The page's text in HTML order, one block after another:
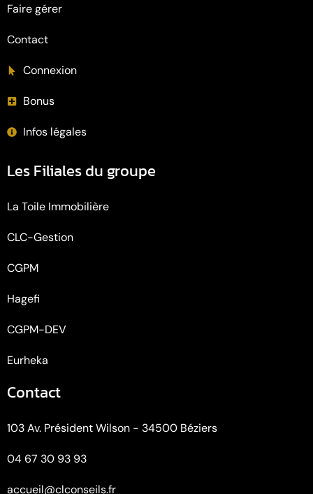
Faire gérer
Contact
Connexion
Bonus
Infos légales
Les Filiales du groupe
La Toile Immobilière
CLC-Gestion
CGPM
Hagefi
CGPM-DEV
Eurheka
Contact
103 Av. Président Wilson - 34500 Béziers
04 67 30 93 93
accueil@clconseils.fr